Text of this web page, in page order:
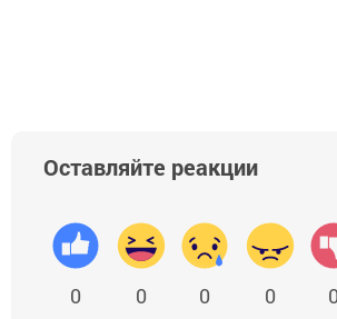
Оставляйте реакции
0 0 0 0 0